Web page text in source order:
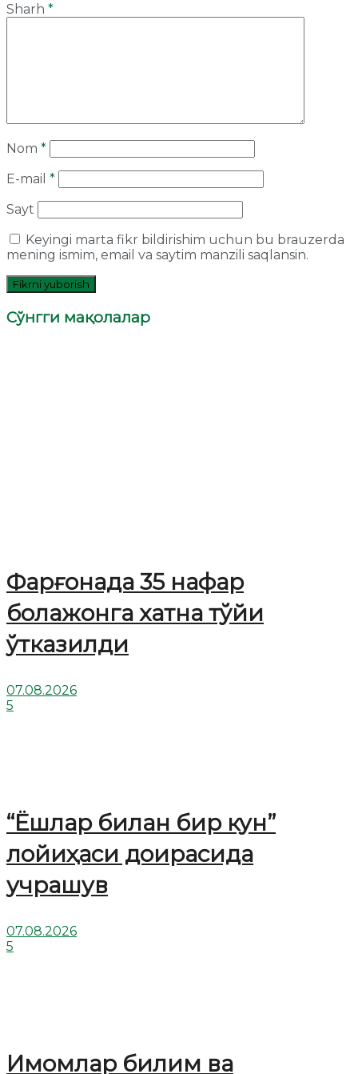
Sharh *
Nom *
E-mail *
Sayt
Keyingi marta fikr bildirishim uchun bu brauzerda
mening ismim, email va saytim manzili saqlansin.
Сўнгги мақолалар
Фарғонада 35 нафар
болажонга хатна тўйи
ўтказилди
07.08.2026
5
“Ёшлар билан бир кун”
лойиҳаси доирасида
учрашув
07.08.2026
5
Имомлар билим ва